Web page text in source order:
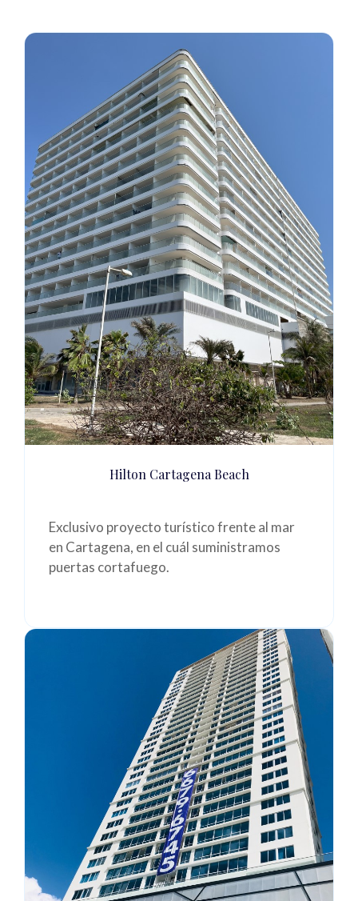
Hilton Cartagena Beach
Exclusivo proyecto turístico frente al mar
en Cartagena, en el cuál suministramos
puertas cortafuego.